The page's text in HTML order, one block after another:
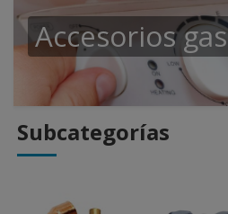
Accesorios gas
Subcategorías